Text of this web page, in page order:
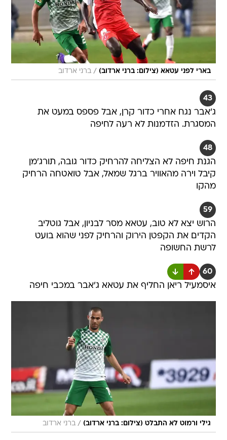
בארי לפני עטאא (צילום: ברני ארדוב) / ברני ארדוב
43
ג'אבר נגח אחרי כדור קרן, אבל פספס במעט את
המסגרת. הזדמנות לא רעה לחיפה
48
הגנת חיפה לא הצליחה להרחיק כדור גובה, תורג'מן
קיבל וירה מהאוויר ברגל שמאל, אבל טואטחה הרחיק
מהקו
59
הרוש יצא לא טוב, עטאא מסר לבניון, אבל גוטליב
הקדים את הקפטן הירוק והרחיק לפני שהוא בועט
לרשת החשופה
60
איסמעיל ריאן החליף את עטאא ג'אבר במכבי חיפה
גילי ורמוט לא התבלט (צילום: ברני ארדוב) / ברני ארדוב